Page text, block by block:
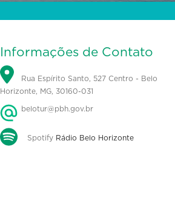
Informações de Contato
Rua Espírito Santo, 527 Centro - Belo
Horizonte, MG, 30160-031
belotur@pbh.gov.br
Spotify Rádio Belo Horizonte